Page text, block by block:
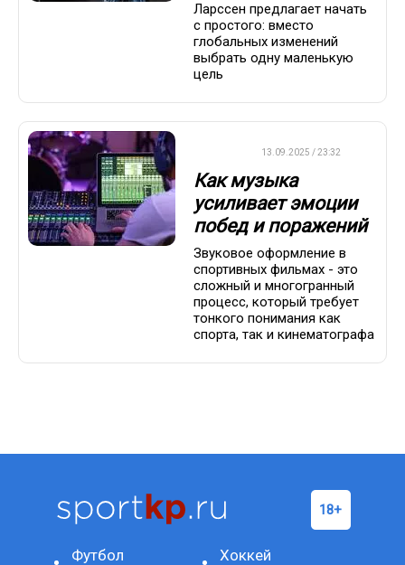
Ларссен предлагает начать
с простого: вместо
глобальных изменений
выбрать одну маленькую
цель
13.09.2025 / 23:32
Как музыка
усиливает эмоции
побед и поражений
Звуковое оформление в
спортивных фильмах - это
сложный и многогранный
процесс, который требует
тонкого понимания как
спорта, так и кинематографа
Футбол Хоккей